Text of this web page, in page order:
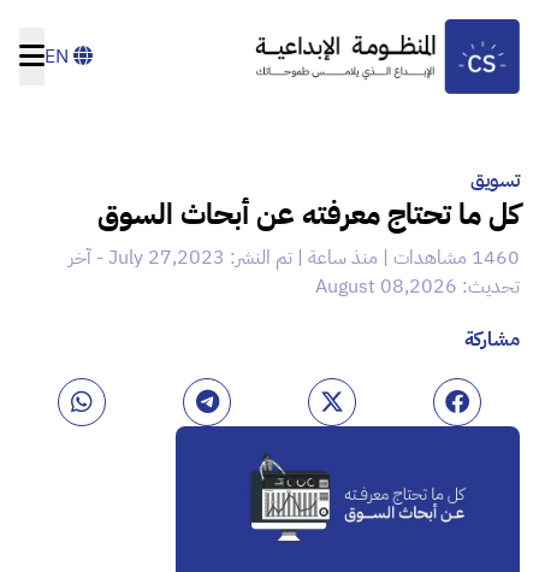
تسويق
كل ما تحتاج معرفته عن أبحاث السوق
1460 مشاهدات | منذ ساعة | تم النشر: July 27,2023 - آخر
تحديث: August 08,2026
مشاركة